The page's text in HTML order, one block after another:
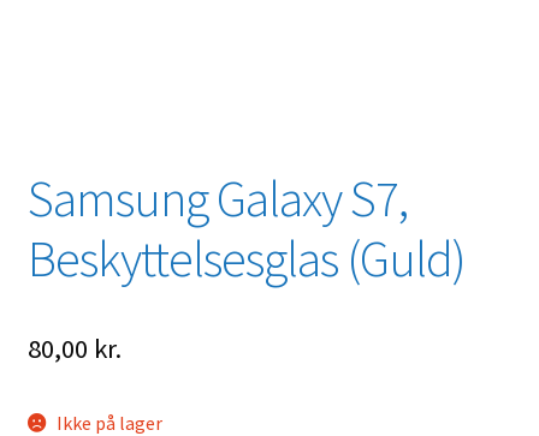
Samsung Galaxy S7,
Beskyttelsesglas (Guld)
80,00 kr.
Ikke på lager